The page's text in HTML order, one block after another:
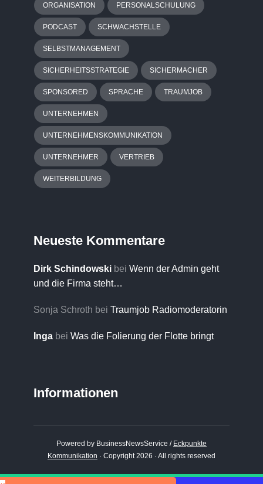
ORGANISATION PERSONALSCHULUNG
PODCAST SCHWACHSTELLE
SELBSTMANAGEMENT
SICHERHEITSSTRATEGIE SICHERMACHER
SPONSORED SPRACHE TRAUMJOB
UNTERNEHMEN
UNTERNEHMENSKOMMUNIKATION
UNTERNEHMER VERTRIEB
WEITERBILDUNG
Neueste Kommentare
Dirk Schindowski bei Wenn der Admin geht
und die Firma steht…
Sonja Schroth bei Traumjob Radiomoderatorin
Inga bei Was die Folierung der Flotte bringt
Informationen
Powered by BusinessNewsService / Eckpunkte
Kommunikation · Copyright 2026 · All rights reserved